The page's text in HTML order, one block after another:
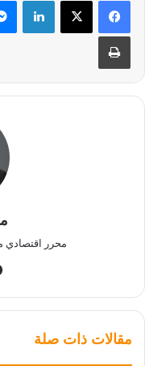
طباعة
محرر اقتصادي
مقالات ذات صلة